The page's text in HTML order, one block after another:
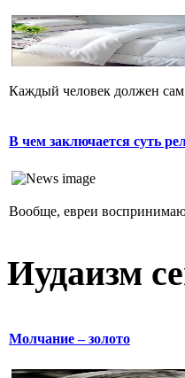
Каждый человек должен сам
В чем заключается суть
Вообще, евреи
Иудаизм
Молчание – золото